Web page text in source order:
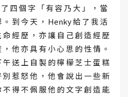
四 個 字 「 有 容 乃 大 」 ， 當
。 到 今 天 ， Henky 給 了 我 活
經 歷 ， 亦 讓 自 己 創 造 經 歷
， 他 亦 具 有 小 心 思 的 性 情 。
送 上 自 製 的 檸 檬 芝 士 蛋 糕
別 惹 怒 他 ， 他 會 說 出 一 些 新
得 不 佩 服 他 的 文 字 創 造 能